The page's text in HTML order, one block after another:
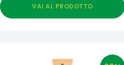
VAI AL PRODOTTO